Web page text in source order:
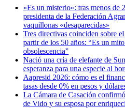
«Es un misterio»: tras menos de
presidenta de la Federación
vaquillonas «desaparecidas»
Tres directivas coinciden sobre
partir de los 50 años: “Es un
obsolescencia”
Nació una cría de elefante de
esperanza para una especie al
Aapresid 2026: cómo es el
tasas desde 0% en pesos y
La Cámara de Casación
de Vido y su esposa por